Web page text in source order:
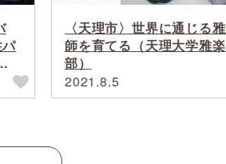
〈天理市〉世界に通じる
師を育てる（天理大学雅楽
部）
2021.8.5